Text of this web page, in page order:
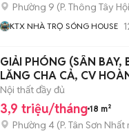
Phường 9 (P. Thông Tây Hội
KTX NHÀ TRỌ SÓNG HOUSE
GIẢI PHÓNG (SÂN BAY,
LĂNG CHA CẢ, CV
THỤ)
Nội thất đầy đủ
3,9 triệu/tháng 18 m²
Phường 4 (P. Tân Sơn Nhất